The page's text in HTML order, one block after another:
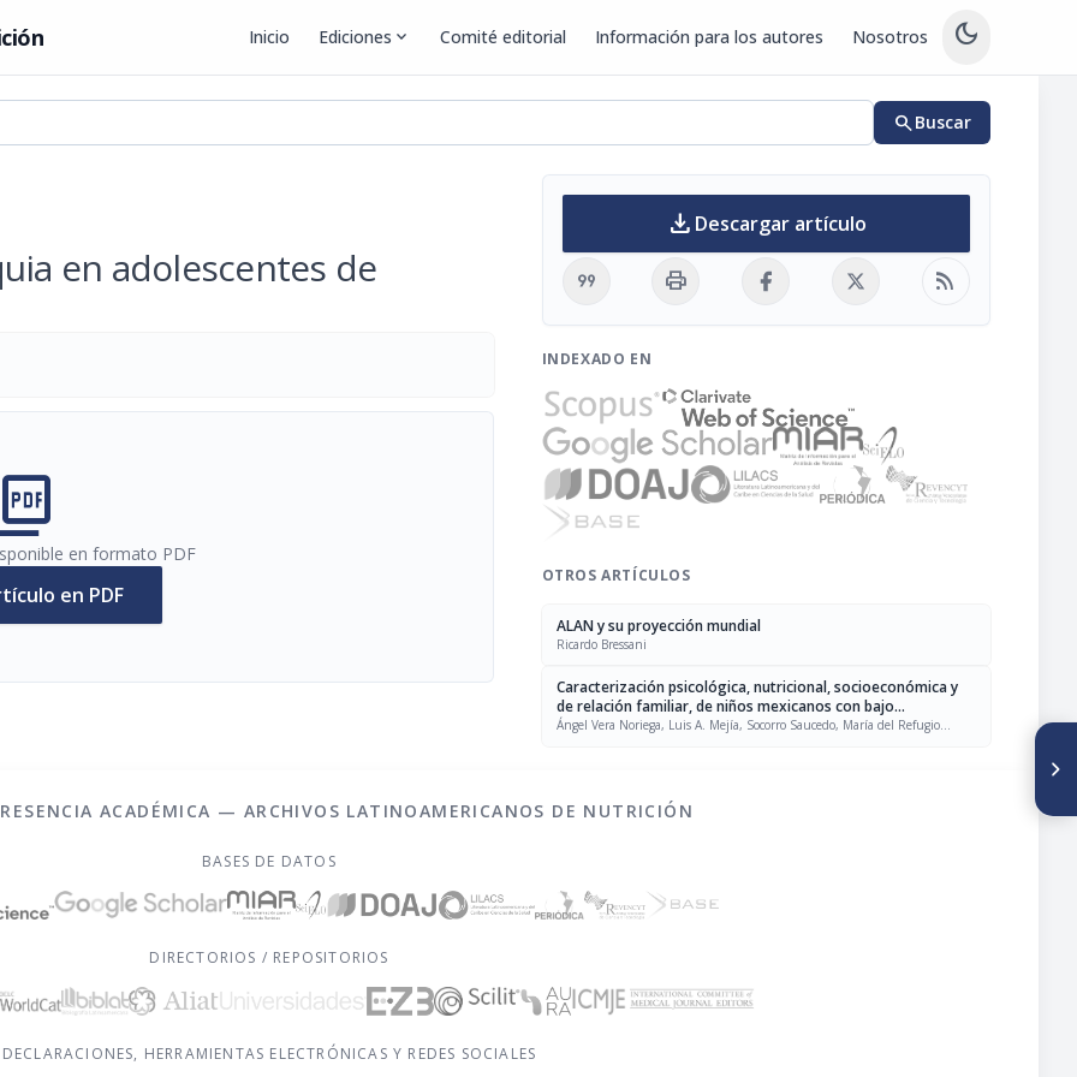
Inicio Ediciones expand_more Comité editorial Información para los autores Nosotros dark_mode
searchBuscar
en adolescentes de
en formato PDF
en PDF
download Descargar artículo
format_quote print rss_feed
INDEXADO EN
OTROS ARTÍCULOS
ALAN y su proyección mundial
Ricardo Bressani
Caracterización psicológica, nutricional, socioeconómica y
de relación familiar, de niños mexicanos con bajo
rendimiento escolar
Ángel Vera Noriega, Luis A. Mejía, Socorro Saucedo, María del Refugio
ACADÉMICA — ARCHIVOS LATINOAMERICANOS DE NUTRICIÓN
BASES DE DATOS
DIRECTORIOS / REPOSITORIOS
DECLARACIONES, HERRAMIENTAS ELECTRÓNICAS Y REDES SOCIALES